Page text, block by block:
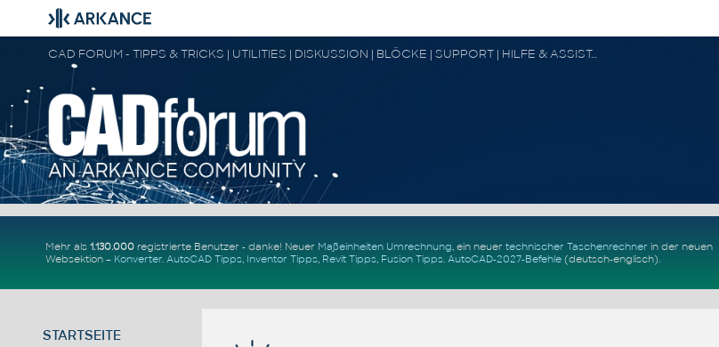
CAD FORUM - TIPPS & TRICKS | UTILITIES | DISKUSSION | BLÖCKE | SUPPORT | HILFE & ASSISTANCE
Mehr als 1.130.000registrierte Benutzer - danke! Neuer Maßeinheiten Umrechnung, ein neuer technischer Taschenrechner in der neuen
Websektion – Konverter. AutoCAD Tipps, Inventor Tipps, Revit Tipps, Fusion Tipps. AutoCAD-2027-Befehle(deutsch-englisch).
STARTSEITE